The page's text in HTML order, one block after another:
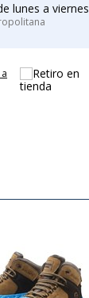
lunes a viernes